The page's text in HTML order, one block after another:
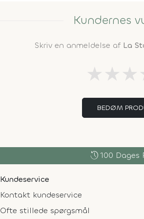
Kundernes
Skriv en anmeldelse af La
★★★
BEDØM
history 100 Dages
Kundeservice
Kontakt kundeservice
Ofte stillede spørgsmål